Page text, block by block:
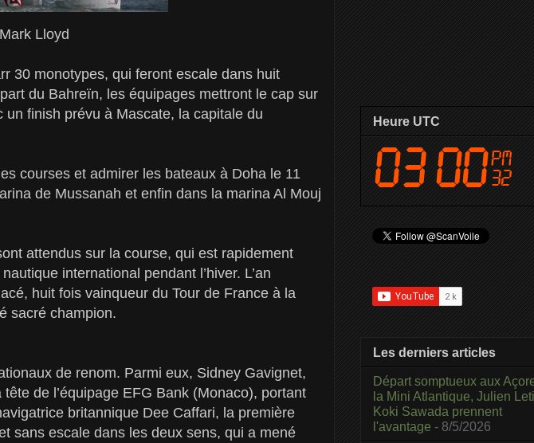
Lloyd
30 monotypes, qui feront escale dans huit
du Bahreïn, les équipages mettront le cap sur
finish prévu à Mascate, la capitale du
courses et admirer les bateaux à Doha le 11
de Mussanah et enfin dans la marina Al Mouj
attendus sur la course, qui est rapidement
international pendant l’hiver. L’an
huit fois vainqueur du Tour de France à la
sacré champion.
de renom. Parmi eux, Sidney Gavignet,
de l’équipage EFG Bank (Monaco), portant
britannique Dee Caffari, la première
sans escale dans les deux sens, qui a mené
Heure UTC
Les derniers articles
Départ somptueux aux
la Mini Atlantique, Julien
Koki Sawada prennent
l'avantage - 8/5/2026